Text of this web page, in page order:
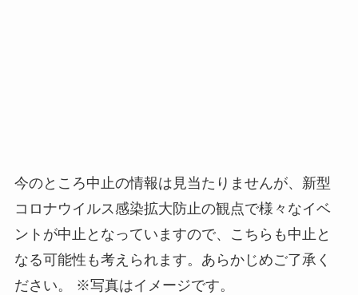
今のところ中止の情報は見当たりませんが、新型
コロナウイルス感染拡大防止の観点で様々なイベ
ントが中止となっていますので、こちらも中止と
なる可能性も考えられます。あらかじめご了承く
ださい。 ※写真はイメージです。